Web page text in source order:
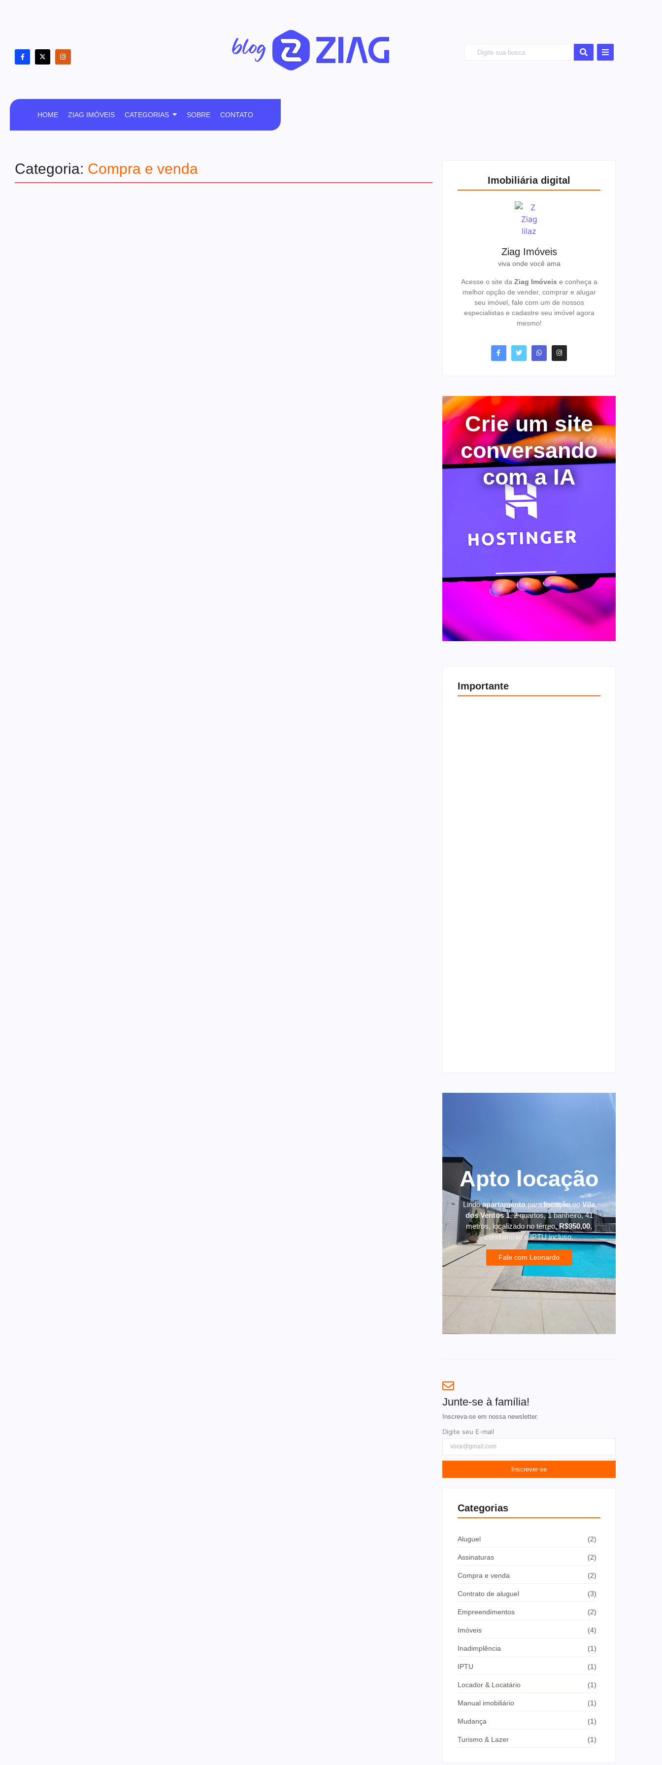
HOME ZIAG IMÓVEIS CATEGORIAS SOBRE CONTATO
Categoria: Compra e venda
Imobiliária digital
Ziag Imóveis
viva onde você ama
Acesse o site da Ziag Imóveis e conheça a
melhor opção de vender, comprar e alugar
seu imóvel, fale com um de nossos
especialistas e cadastre seu imóvel agora
mesmo!
Crie um site
conversando
com a IA
Importante
Apto locação
LindoapartamentoparalocaçãonoVila
dos Ventos 1, 2 quartos, 1 banheiro, 41
metros, localizado no térreo,R$950,00,
condomínio e IPTU incluso.
Fale com Leonardo
Junte-se à família!
Inscreva-se em nossa newsletter.
Digite seu E-mail
Inscrever-se
Categorias
Aluguel (2)
Assinaturas (2)
Compra e venda (2)
Contrato de aluguel (3)
Empreendimentos (2)
Imóveis (4)
Inadimplência (1)
IPTU (1)
Locador & Locatário (1)
Manual imobiliário (1)
Mudança (1)
Turismo & Lazer (1)